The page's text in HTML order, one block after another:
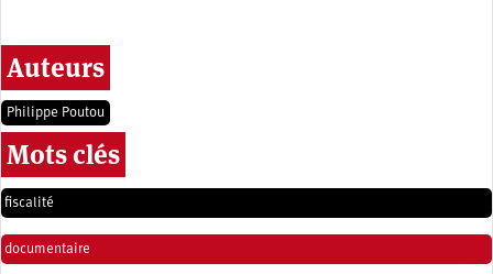
Auteurs
Philippe Poutou
Mots clés
fiscalité
documentaire